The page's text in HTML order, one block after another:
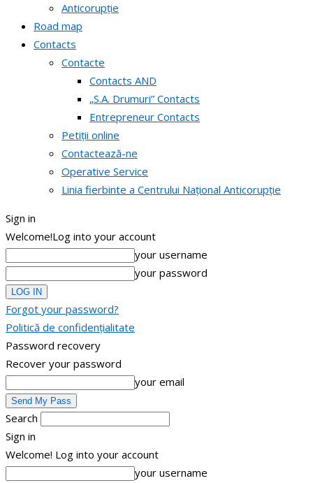
Anticorupție
Road map
Contacts
Contacte
Contacts AND
„S.A. Drumuri” Contacts
Entrepreneur Contacts
Petiții online
Contactează-ne
Operative Service
Linia fierbinte a Centrului Național Anticorupție
Sign in
Welcome!Log into your account
your username
your password
Forgot your password?
Politică de confidențialitate
Password recovery
Recover your password
your email
Search
Sign in
Welcome! Log into your account
your username